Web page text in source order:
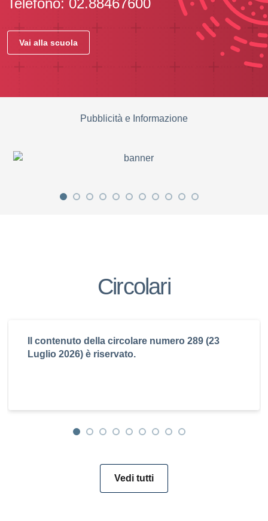
Telefono: 02.88467600
Vai alla scuola
Pubblicità e Informazione
Circolari
Il contenuto della circolare numero 289 (23
Luglio 2026) è riservato.
Vedi tutti